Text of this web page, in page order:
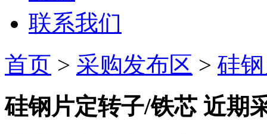
联系我们
首页 > 采购发布区 > 硅
硅钢片定转子/铁芯 近期